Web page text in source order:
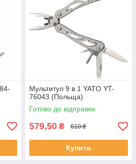
Мультитул 9 в 1 YATO YT-
76043 (Польща)
Готово до відправки
579,50 ₴ 610 ₴
Купити